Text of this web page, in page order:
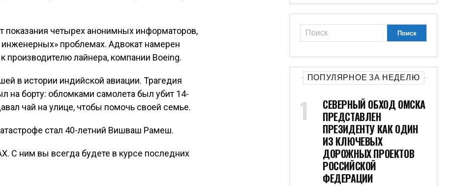
четырех анонимных информаторов,
проблемах. Адвокат намерен
производителю лайнера, компании Boeing.
в истории индийской авиации. Трагедия
на борту: обломками самолета был убит 14-
чай на улице, чтобы помочь своей семье.
стал 40-летний Вишваш Рамеш.
С ним вы всегда будете в курсе последних
ПОПУЛЯРНОЕ ЗА НЕДЕЛЮ
СЕВЕРНЫЙ ОБХОД ОМСКА
ПРЕДСТАВЛЕН
ПРЕЗИДЕНТУ КАК ОДИН
ИЗ КЛЮЧЕВЫХ
ДОРОЖНЫХ ПРОЕКТОВ
РОССИЙСКОЙ
ФЕДЕРАЦИИ